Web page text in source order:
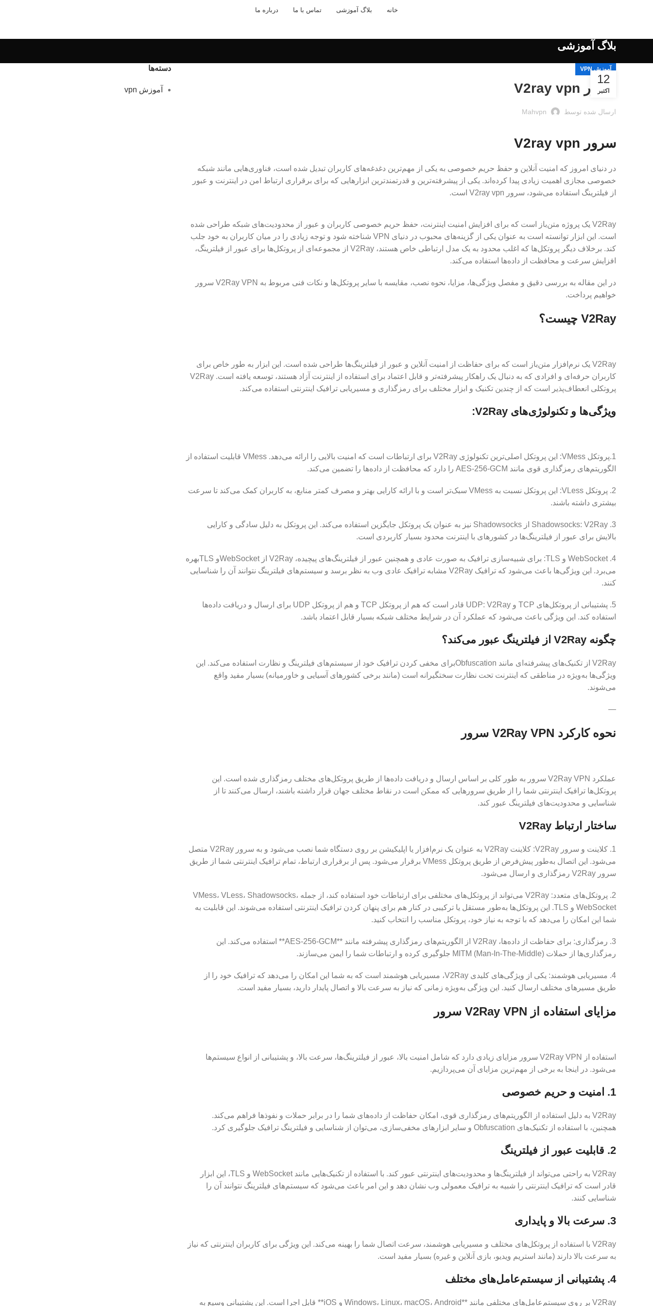
خانه بلاگ آموزشی تماس با ما درباره ما
بلاگ آموزشی
آموزش VPN
سرور V2ray vpn
ارسال شده توسط Mahvpn
12
اکتبر
سرور V2ray vpn
در دنیای امروز که امنیت آنلاین و حفظ حریم خصوصی به یکی از مهم‌ترین دغدغه‌های کاربران تبدیل شده است، فناوری‌هایی مانند شبکه
خصوصی مجازی اهمیت زیادی پیدا کرده‌اند. یکی از پیشرفته‌ترین و قدرتمندترین ابزارهایی که برای برقراری ارتباط امن در اینترنت و عبور
از فیلترینگ استفاده می‌شود، سرور V2ray vpn است.
V2Ray یک پروژه متن‌باز است که برای افزایش امنیت اینترنت، حفظ حریم خصوصی کاربران و عبور از محدودیت‌های شبکه طراحی شده
است. این ابزار توانسته است به عنوان یکی از گزینه‌های محبوب در دنیای VPN شناخته شود و توجه زیادی را در میان کاربران به خود جلب
کند. برخلاف دیگر پروتکل‌ها که اغلب محدود به یک مدل ارتباطی خاص هستند، V2Ray از مجموعه‌ای از پروتکل‌ها برای عبور از فیلترینگ،
افزایش سرعت و محافظت از داده‌ها استفاده می‌کند.
در این مقاله به بررسی دقیق و مفصل ویژگی‌ها، مزایا، نحوه نصب، مقایسه با سایر پروتکل‌ها و نکات فنی مربوط به V2Ray VPN سرور
خواهیم پرداخت.
V2Ray چیست؟
V2Ray یک نرم‌افزار متن‌باز است که برای حفاظت از امنیت آنلاین و عبور از فیلترینگ‌ها طراحی شده است. این ابزار به طور خاص برای
کاربران حرفه‌ای و افرادی که به دنبال یک راهکار پیشرفته‌تر و قابل اعتماد برای استفاده از اینترنت آزاد هستند، توسعه یافته است. V2Ray
پروتکلی انعطاف‌پذیر است که از چندین تکنیک و ابزار مختلف برای رمزگذاری و مسیریابی ترافیک اینترنتی استفاده می‌کند.
ویژگی‌ها و تکنولوژی‌های V2Ray:
1.پروتکل VMess: این پروتکل اصلی‌ترین تکنولوژی V2Ray برای ارتباطات است که امنیت بالایی را ارائه می‌دهد. VMess قابلیت استفاده از
الگوریتم‌های رمزگذاری قوی مانند AES-256-GCM را دارد که محافظت از داده‌ها را تضمین می‌کند.
2. پروتکل VLess: این پروتکل نسبت به VMess سبک‌تر است و با ارائه کارایی بهتر و مصرف کمتر منابع، به کاربران کمک می‌کند تا سرعت
بیشتری داشته باشند.
3. Shadowsocks: V2Ray از Shadowsocks نیز به عنوان یک پروتکل جایگزین استفاده می‌کند. این پروتکل به دلیل سادگی و کارایی
بالایش برای عبور از فیلترینگ‌ها در کشورهای با اینترنت محدود بسیار کاربردی است.
4. WebSocket و TLS: برای شبیه‌سازی ترافیک به صورت عادی و همچنین عبور از فیلترینگ‌های پیچیده، V2Ray از WebSocketو TLSبهره
می‌برد. این ویژگی‌ها باعث می‌شود که ترافیک V2Ray مشابه ترافیک عادی وب به نظر برسد و سیستم‌های فیلترینگ نتوانند آن را شناسایی
کنند.
5. پشتیبانی از پروتکل‌های TCP و UDP: V2Ray قادر است که هم از پروتکل TCP و هم از پروتکل UDP برای ارسال و دریافت داده‌ها
استفاده کند. این ویژگی باعث می‌شود که عملکرد آن در شرایط مختلف شبکه بسیار قابل اعتماد باشد.
چگونه V2Ray از فیلترینگ عبور می‌کند؟
V2Ray از تکنیک‌های پیشرفته‌ای مانند Obfuscationبرای مخفی کردن ترافیک خود از سیستم‌های فیلترینگ و نظارت استفاده می‌کند. این
ویژگی‌ها به‌ویژه در مناطقی که اینترنت تحت نظارت سختگیرانه است (مانند برخی کشورهای آسیایی و خاورمیانه) بسیار مفید واقع
می‌شوند.
—
نحوه کارکرد V2Ray VPN سرور
عملکرد V2Ray VPN سرور به طور کلی بر اساس ارسال و دریافت داده‌ها از طریق پروتکل‌های مختلف رمزگذاری شده است. این
پروتکل‌ها ترافیک اینترنتی شما را از طریق سرورهایی که ممکن است در نقاط مختلف جهان قرار داشته باشند، ارسال می‌کنند تا از
شناسایی و محدودیت‌های فیلترینگ عبور کند.
ساختار ارتباط V2Ray
1. کلاینت و سرور V2Ray: کلاینت V2Ray به عنوان یک نرم‌افزار یا اپلیکیشن بر روی دستگاه شما نصب می‌شود و به سرور V2Ray متصل
می‌شود. این اتصال به‌طور پیش‌فرض از طریق پروتکل VMess برقرار می‌شود. پس از برقراری ارتباط، تمام ترافیک اینترنتی شما از طریق
سرور V2Ray رمزگذاری و ارسال می‌شود.
2. پروتکل‌های متعدد: V2Ray می‌تواند از پروتکل‌های مختلفی برای ارتباطات خود استفاده کند، از جمله VMess، VLess، Shadowsocks،
WebSocket و TLS. این پروتکل‌ها به‌طور مستقل یا ترکیبی در کنار هم برای پنهان کردن ترافیک اینترنتی استفاده می‌شوند. این قابلیت به
شما این امکان را می‌دهد که با توجه به نیاز خود، پروتکل مناسب را انتخاب کنید.
3. رمزگذاری: برای حفاظت از داده‌ها، V2Ray از الگوریتم‌های رمزگذاری پیشرفته مانند **AES-256-GCM** استفاده می‌کند. این
رمزگذاری‌ها از حملات MITM (Man-In-The-Middle) جلوگیری کرده و ارتباطات شما را ایمن می‌سازند.
4. مسیریابی هوشمند: یکی از ویژگی‌های کلیدی V2Ray، مسیریابی هوشمند است که به شما این امکان را می‌دهد که ترافیک خود را از
طریق مسیرهای مختلف ارسال کنید. این ویژگی به‌ویژه زمانی که نیاز به سرعت بالا و اتصال پایدار دارید، بسیار مفید است.
مزایای استفاده از V2Ray VPN سرور
استفاده از V2Ray VPN سرور مزایای زیادی دارد که شامل امنیت بالا، عبور از فیلترینگ‌ها، سرعت بالا، و پشتیبانی از انواع سیستم‌ها
می‌شود. در اینجا به برخی از مهم‌ترین مزایای آن می‌پردازیم.
1. امنیت و حریم خصوصی
V2Ray به دلیل استفاده از الگوریتم‌های رمزگذاری قوی، امکان حفاظت از داده‌های شما را در برابر حملات و نفوذها فراهم می‌کند.
همچنین، با استفاده از تکنیک‌های Obfuscation و سایر ابزارهای مخفی‌سازی، می‌توان از شناسایی و فیلترینگ ترافیک جلوگیری کرد.
2. قابلیت عبور از فیلترینگ
V2Ray به راحتی می‌تواند از فیلترینگ‌ها و محدودیت‌های اینترنتی عبور کند. با استفاده از تکنیک‌هایی مانند WebSocket و TLS، این ابزار
قادر است که ترافیک اینترنتی را شبیه به ترافیک معمولی وب نشان دهد و این امر باعث می‌شود که سیستم‌های فیلترینگ نتوانند آن را
شناسایی کنند.
3. سرعت بالا و پایداری
V2Ray با استفاده از پروتکل‌های مختلف و مسیریابی هوشمند، سرعت اتصال شما را بهینه می‌کند. این ویژگی برای کاربران اینترنتی که نیاز
به سرعت بالا دارند (مانند استریم ویدیو، بازی آنلاین و غیره) بسیار مفید است.
4. پشتیبانی از سیستم‌عامل‌های مختلف
V2Ray بر روی سیستم‌عامل‌های مختلفی مانند **Windows، Linux، macOS، Android و iOS** قابل اجرا است. این پشتیبانی وسیع به
دسته‌ها
آموزش vpn